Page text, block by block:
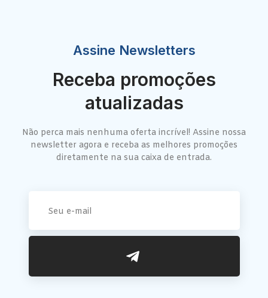
Assine Newsletters
Receba promoções
atualizadas
Não perca mais nenhuma oferta incrível! Assine nossa
newsletter agora e receba as melhores promoções
diretamente na sua caixa de entrada.